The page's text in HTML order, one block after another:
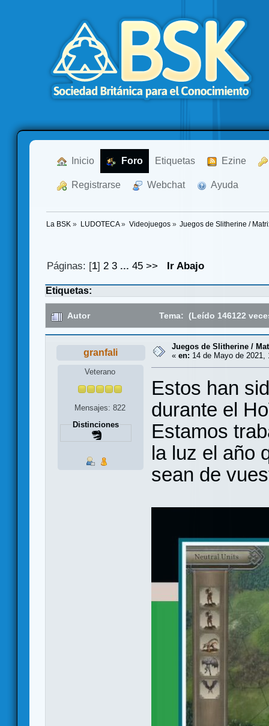
Inicio Foro Etiquetas Ezine
Registrarse Webchat Ayuda
La BSK » LUDOTECA» Videojuegos» Juegos de Slitherine /
Páginas: [1]2 3 ...45 >> Ir Abajo
Etiquetas:
Autor Tema: (Leído 146122
granfali
Veterano
Mensajes: 822
Distinciones
Juegos de Slitherine /
« en: 14 de Mayo de 2021,
Estos han
durante el
Estamos
la luz el año
sean de